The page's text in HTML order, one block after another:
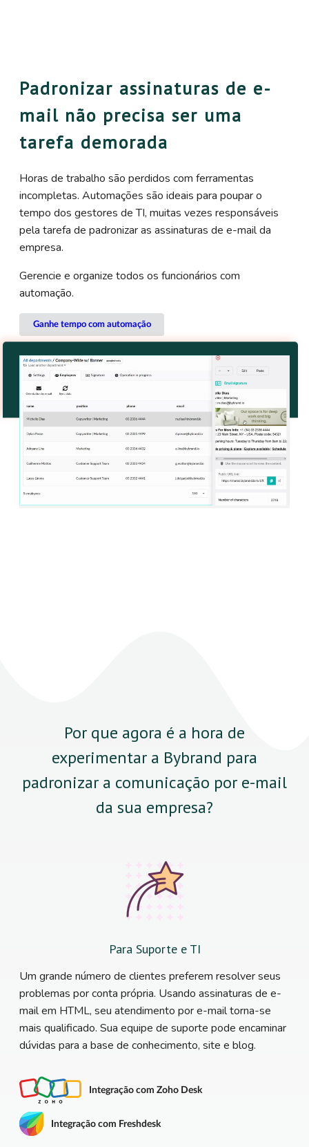
Padronizar assinaturas de e-
mail não precisa ser uma
tarefa demorada
Horas de trabalho são perdidos com ferramentas
incompletas. Automações são ideais para poupar o
tempo dos gestores de TI, muitas vezes responsáveis
pela tarefa de padronizar as assinaturas de e-mail da
empresa.
Gerencie e organize todos os funcionários com
automação.
Ganhe tempo com automação
Por que agora é a hora de
experimentar a Bybrand para
padronizar a comunicação por e-mail
da sua empresa?
Para Suporte e TI
Um grande número de clientes preferem resolver seus
problemas por conta própria. Usando assinaturas de e-
mail em HTML, seu atendimento por e-mail torna-se
mais qualificado. Sua equipe de suporte pode encaminar
dúvidas para a base de conhecimento, site e blog.
Integração com Zoho Desk
Integração com Freshdesk